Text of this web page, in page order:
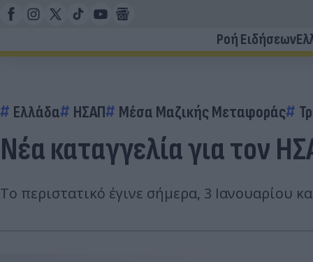
Ροή Ειδήσεων
Ελλάδα ΗΣΑΠ Μέσα Μαζικής Μεταφοράς
Νέα καταγγελία για τον
Το περιστατικό έγινε σήμερα, 3 Ιανουαρίου